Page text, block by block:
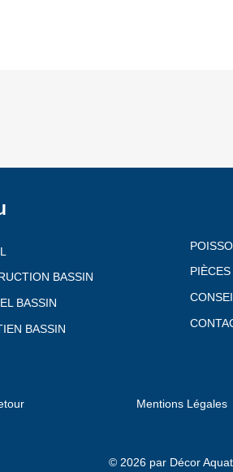
BASSIN
BASSIN
BASSIN
Mentions Légales
© 2026 par Décor